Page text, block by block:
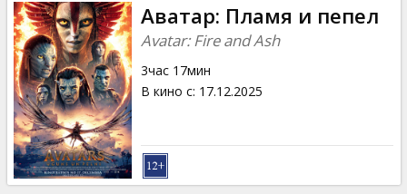
Аватар: Пламя и пепел
Avatar: Fire and Ash
3час 17мин
В кино с: 17.12.2025